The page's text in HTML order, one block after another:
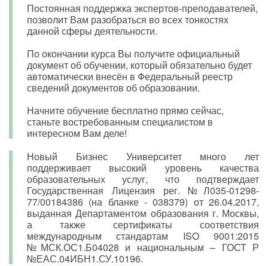
Постоянная поддержка экспертов-преподавателей,
позволит Вам разобраться во всех тонкостях
данной сферы деятельности.
По окончании курса Вы получите официальный
документ об обучении, который обязательно будет
автоматически внесён в Федеральный реестр
сведений документов об образовании.
Начните обучение бесплатно прямо сейчас,
станьте востребованным специалистом в
интересном Вам деле!
Новый Бизнес Университет много лет
поддерживает высокий уровень качества
образовательных услуг, что подтверждает
Государственная Лицензия рег. №Л035-01298-
77/00184386 (на бланке - 038379) от 26.04.2017,
выданная Департаментом образования г. Москвы,
а также сертификаты соответствия
международным стандартам ISO 9001:2015
№МСК.ОС1.Б04028 и национальным – ГОСТ Р
№ЕАС.04ИБН1.СУ.10196.